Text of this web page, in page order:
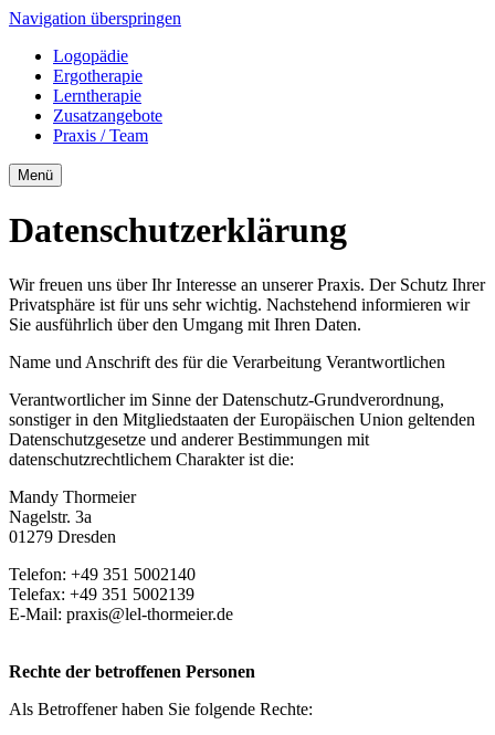
Navigation überspringen
Logopädie
Ergotherapie
Lerntherapie
Zusatzangebote
Praxis / Team
Menü
Datenschutzerklärung
Wir freuen uns über Ihr Interesse an unserer Praxis. Der Schutz Ihrer
Privatsphäre ist für uns sehr wichtig. Nachstehend informieren wir
Sie ausführlich über den Umgang mit Ihren Daten.
Name und Anschrift des für die Verarbeitung Verantwortlichen
Verantwortlicher im Sinne der Datenschutz-Grundverordnung,
sonstiger in den Mitgliedstaaten der Europäischen Union geltenden
Datenschutzgesetze und anderer Bestimmungen mit
datenschutzrechtlichem Charakter ist die:
Mandy Thormeier
Nagelstr. 3a
01279 Dresden
Telefon: +49 351 5002140
Telefax: +49 351 5002139​
E-Mail: praxis@lel-thormeier.de
Rechte der betroffenen Personen
Als Betroffener haben Sie folgende Rechte: